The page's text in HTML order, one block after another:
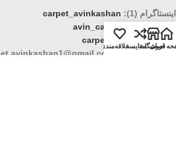
اینستاگرام (1):
carpet_avinkashan
اینستاگرام (2):
avin_carpet
تلگرام :carpet_kashani
پست الکترونیک : carpet.avinkashan1@gmail.com
اصلی
فروشگاهمقایسهعلاقه‌مندی